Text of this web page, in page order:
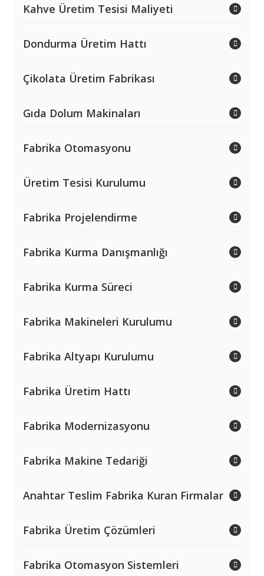
Kahve Üretim Tesisi Maliyeti
Dondurma Üretim Hattı
Çikolata Üretim Fabrikası
Gıda Dolum Makinaları
Fabrika Otomasyonu
Üretim Tesisi Kurulumu
Fabrika Projelendirme
Fabrika Kurma Danışmanlığı
Fabrika Kurma Süreci
Fabrika Makineleri Kurulumu
Fabrika Altyapı Kurulumu
Fabrika Üretim Hattı
Fabrika Modernizasyonu
Fabrika Makine Tedariği
Anahtar Teslim Fabrika Kuran Firmalar
Fabrika Üretim Çözümleri
Fabrika Otomasyon Sistemleri